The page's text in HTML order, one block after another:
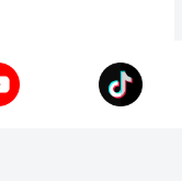
Best Việt Nam